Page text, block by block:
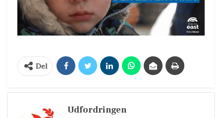
Del
Udfordringen